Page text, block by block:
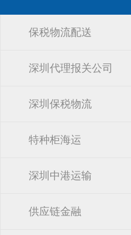
保税物流配送
深圳代理报关公司
深圳保税物流
特种柜海运
深圳中港运输
供应链金融